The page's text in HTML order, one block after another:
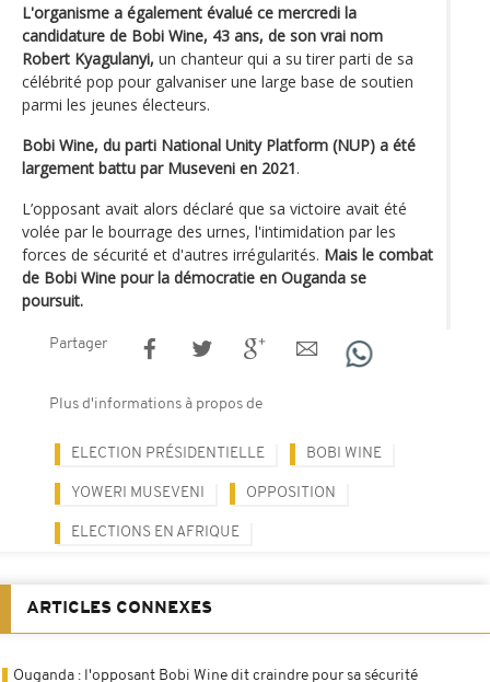
L'organisme a également évalué ce mercredi la
candidature de Bobi Wine, 43 ans, de son vrai nom
Robert Kyagulanyi, un chanteur qui a su tirer parti de sa
célébrité pop pour galvaniser une large base de soutien
parmi les jeunes électeurs.
Bobi Wine, du parti National Unity Platform (NUP) a été
largement battu par Museveni en 2021.
L’opposant avait alors déclaré que sa victoire avait été
volée par le bourrage des urnes, l'intimidation par les
forces de sécurité et d'autres irrégularités. Mais le combat
de Bobi Wine pour la démocratie en Ouganda se
poursuit.
Partager
Plus d'informations à propos de
ELECTION PRÉSIDENTIELLE BOBI WINE
YOWERI MUSEVENI OPPOSITION
ELECTIONS EN AFRIQUE
ARTICLES CONNEXES
Ouganda : l'opposant Bobi Wine dit craindre pour sa sécurité